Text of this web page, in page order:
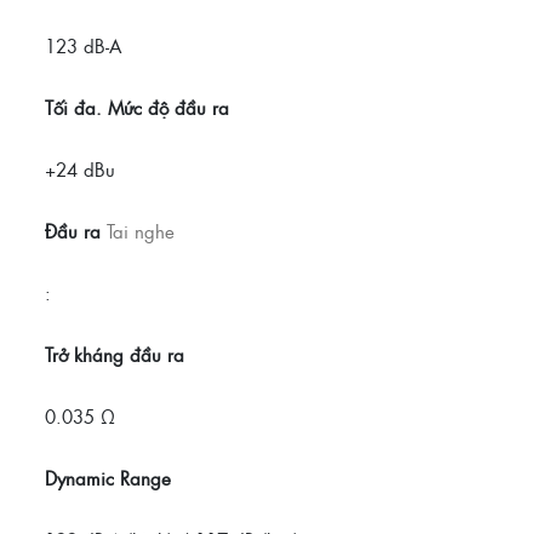
123 dB-A
Tối đa. Mức độ đầu ra
+24 dBu
Đầu ra Tai nghe
:
Trở kháng đầu ra
0.035 Ω
Dynamic Range